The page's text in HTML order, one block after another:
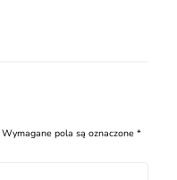
Wymagane pola są oznaczone *